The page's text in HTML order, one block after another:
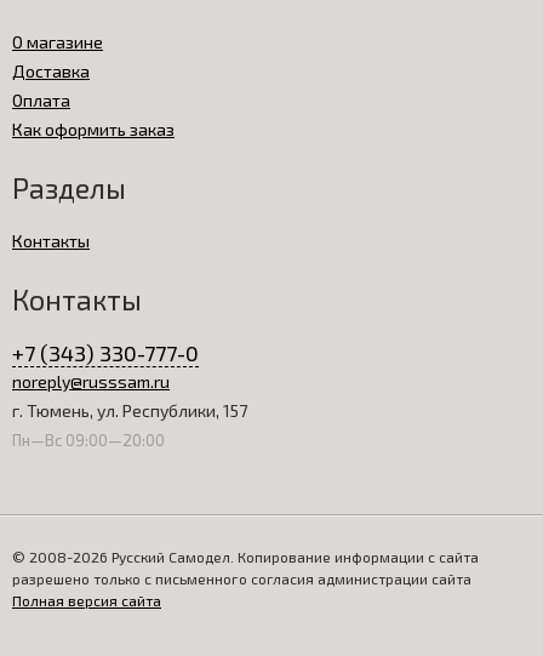
О магазине
Доставка
Оплата
Как оформить заказ
Разделы
Контакты
Контакты
+7 (343) 330-777-0
noreply@russsam.ru
г. Тюмень, ул. Республики, 157
Пн—Вс 09:00—20:00
© 2008-2026 Русский Самодел. Копирование информации с сайта
разрешено только с письменного согласия администрации сайта
Полная версия сайта